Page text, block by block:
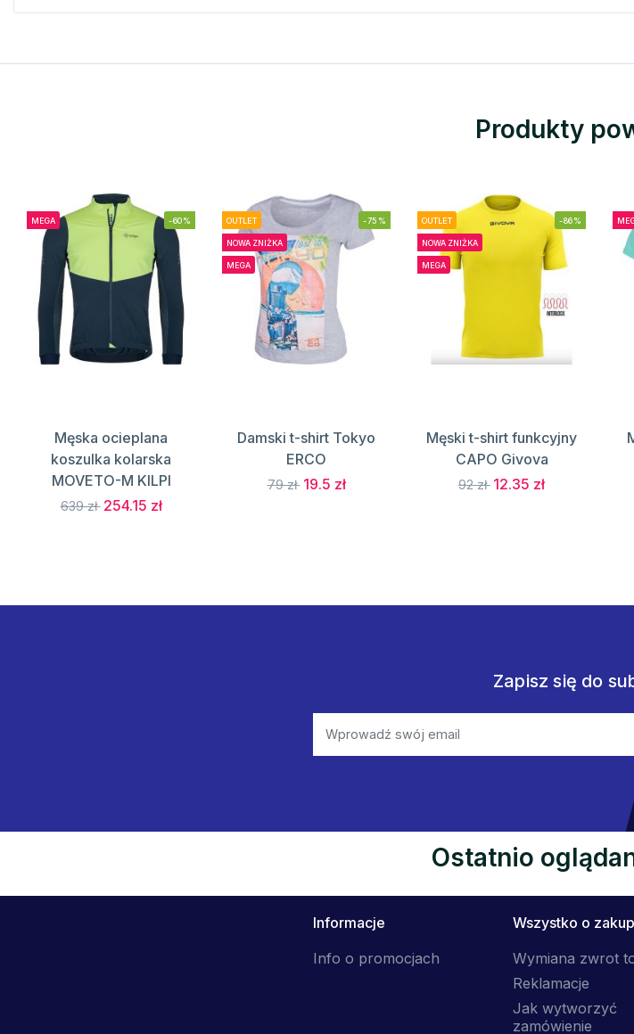
Produkty
MEGA -60%
Męska ocieplana
koszulka kolarska
MOVETO-M KILPI
639 zł 254.15 zł
OUTLET
NOWA ZNIŻKA
MEGA
-75%
Damski t-shirt Tokyo
ERCO
79 zł 19.5 zł
OUTLET
NOWA ZNIŻKA
MEGA
-86%
Męski t-shirt funkcyjny
CAPO Givova
92 zł 12.35 zł
Zapisz się do
Ostatnio
Informacje
Info o promocjach
Wszystko o
Wymiana zwrot
Reklamacje
Jak wytworzyć
zamówienie